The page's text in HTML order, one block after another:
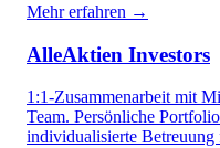
Mehr erfahren →
AlleAktien Investors
1:1-Zusammenarbeit mit
Team. Persönliche
individualisierte Betreuung